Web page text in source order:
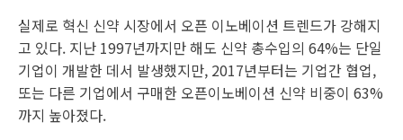
실제로 혁신 신약 시장에서 오픈 이노베이션 트렌드가 강해지
고 있다. 지난 1997년까지만 해도 신약 총수입의 64%는 단일
기업이 개발한 데서 발생했지만, 2017년부터는 기업간 협업,
또는 다른 기업에서 구매한 오픈이노베이션 신약 비중이 63%
까지 높아졌다.